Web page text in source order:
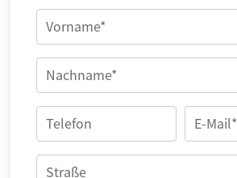
Vorname*
Nachname*
Telefon E-Mail*
Straße